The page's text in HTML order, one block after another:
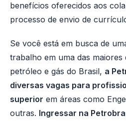
benefícios oferecidos aos
processo de envio de
Se você está em busca de
trabalho em uma das maiores
petróleo e gás do Brasil, a
diversas vagas para
superior em áreas como
outras. Ingressar na